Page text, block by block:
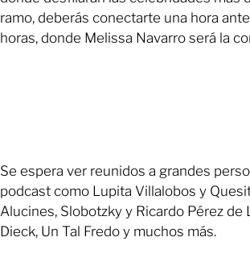
ramo, deberás conectarte una hora
horas, donde Melissa Navarro será la
Se espera ver reunidos a grandes
podcast como Lupita Villalobos y
Alucines, Slobotzky y Ricardo Pérez de
Dieck, Un Tal Fredo y muchos más.